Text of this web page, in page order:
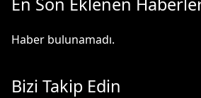
Haber bulunamadı.
Bizi Takip Edin